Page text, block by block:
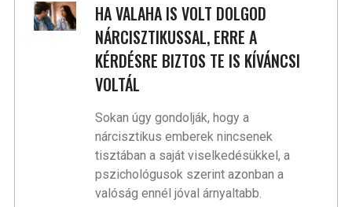
HA VALAHA IS VOLT DOLGOD
NÁRCISZTIKUSSAL, ERRE A
KÉRDÉSRE BIZTOS TE IS KÍVÁNCSI
VOLTÁL
Sokan úgy gondolják, hogy a
nárcisztikus emberek nincsenek
tisztában a saját viselkedésükkel, a
pszichológusok szerint azonban a
valóság ennél jóval árnyaltabb.